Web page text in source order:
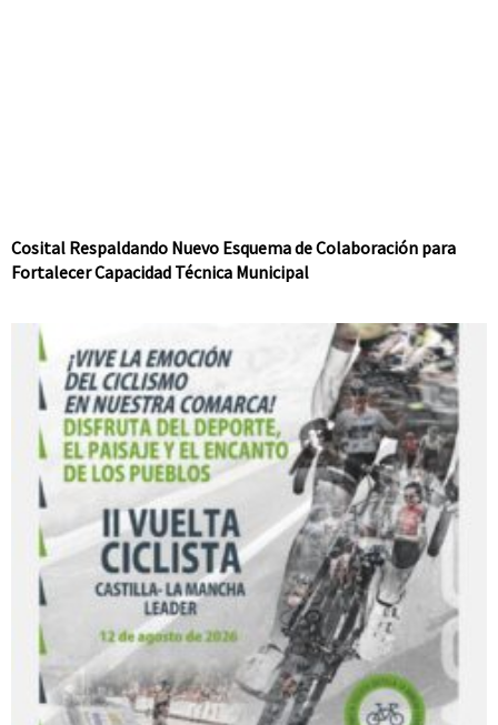
Cosital Respaldando Nuevo Esquema de Colaboración para
Fortalecer Capacidad Técnica Municipal